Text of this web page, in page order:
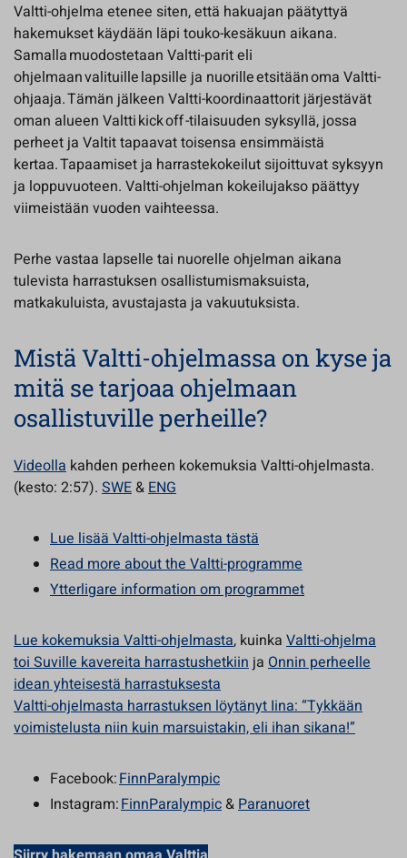
Valtti-ohjelma etenee siten, että hakuajan päätyttyä
hakemukset käydään läpi touko-kesäkuun aikana.
Samalla muodostetaan Valtti-parit eli
ohjelmaan valituille lapsille ja nuorille etsitään oma Valtti-
ohjaaja. Tämän jälkeen Valtti-koordinaattorit järjestävät
oman alueen Valtti kick off -tilaisuuden syksyllä, jossa
perheet ja Valtit tapaavat toisensa ensimmäistä
kertaa. Tapaamiset ja harrastekokeilut sijoittuvat syksyyn
ja loppuvuoteen. Valtti-ohjelman kokeilujakso päättyy
viimeistään vuoden vaihteessa.
Perhe vastaa lapselle tai nuorelle ohjelman aikana
tulevista harrastuksen osallistumismaksuista,
matkakuluista, avustajasta ja vakuutuksista.
Mistä Valtti-ohjelmassa on kyse ja
mitä se tarjoaa ohjelmaan
osallistuville perheille?
Videolla kahden perheen kokemuksia Valtti-ohjelmasta.
(kesto: 2:57). SWE&ENG
Lue lisää Valtti-ohjelmasta tästä
Read more about the Valtti-programme
Ytterligare information om programmet
Lue kokemuksia Valtti-ohjelmasta, kuinka Valtti-ohjelma
toi Suville kavereita harrastushetkiin ja Onnin perheelle
idean yhteisestä harrastuksesta
Valtti-ohjelmasta harrastuksen löytänyt Iina: “Tykkään
voimistelusta niin kuin marsuistakin, eli ihan sikana!”
Facebook:FinnParalympic
Instagram:FinnParalympic&Paranuoret